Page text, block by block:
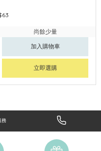
尚餘少量
加入購物車
立即選購
務